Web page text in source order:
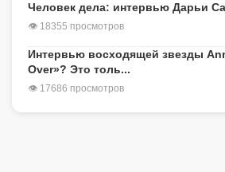
Человек дела: интервью Дарьи
👁 18355 просмотров
Интервью восходящей звезды
Over»? Это толь...
👁 17686 просмотров